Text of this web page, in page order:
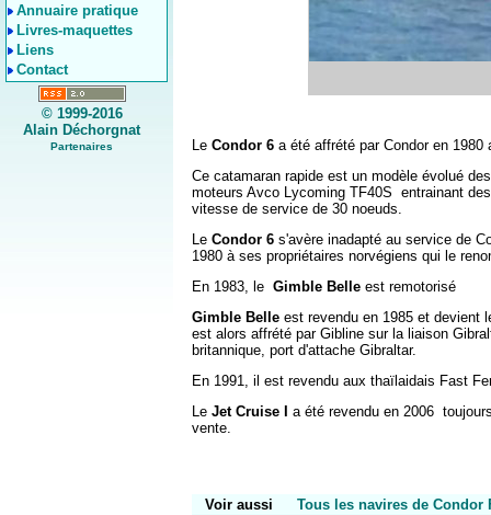
Annuaire pratique
Livres-maquettes
Liens
Contact
© 1999-2016
Alain Déchorgnat
Partenaires Le Condor 6 a été affrété par Condor en
Ce catamaran rapide est un modèle évolué
moteurs Avco Lycoming TF40S entrainant
vitesse de service de 30 noeuds.
Le Condor 6 s'avère inadapté au service de
1980 à ses propriétaires norvégiens qui le
En 1983, le Gimble Belle est remotorisé
Gimble Belle est revendu en 1985 et devient
est alors affrété par Gibline sur la liaison
britannique, port d'attache Gibraltar.
En 1991, il est revendu aux thaïlaidais Fast
Le Jet Cruise I
a été revendu en 2006
vente.
Voir aussi Tous les navires de Condor